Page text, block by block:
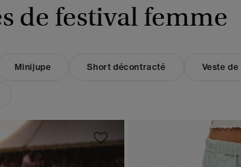
de festival femme
Minijupe Short décontracté Veste